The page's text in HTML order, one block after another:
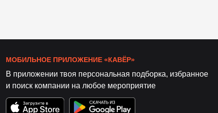
МОБИЛЬНОЕ ПРИЛОЖЕНИЕ «КАВЁР»
В приложении твоя персональная подборка, избранное
и поиск компании на любое мероприятие